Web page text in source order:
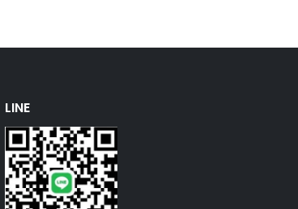
LINE